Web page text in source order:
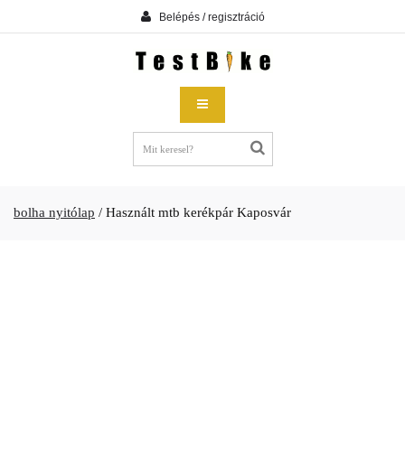
Belépés / regisztráció
bolha nyitólap / Használt mtb kerékpár Kaposvár